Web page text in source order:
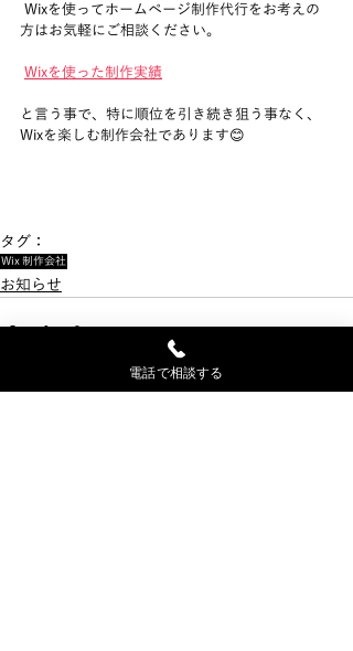
方はお気軽にご相談ください。
Wixを使った制作実績
と言う事で、特に順位を引き続き狙う事なく、
Wixを楽しむ制作会社であります😊
タグ：
Wix制作会社
お知らせ
電話で相談する